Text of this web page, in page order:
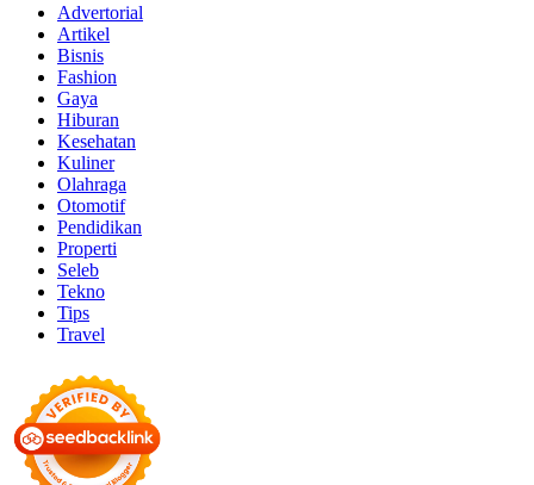
Advertorial
Artikel
Bisnis
Fashion
Gaya
Hiburan
Kesehatan
Kuliner
Olahraga
Otomotif
Pendidikan
Properti
Seleb
Tekno
Tips
Travel